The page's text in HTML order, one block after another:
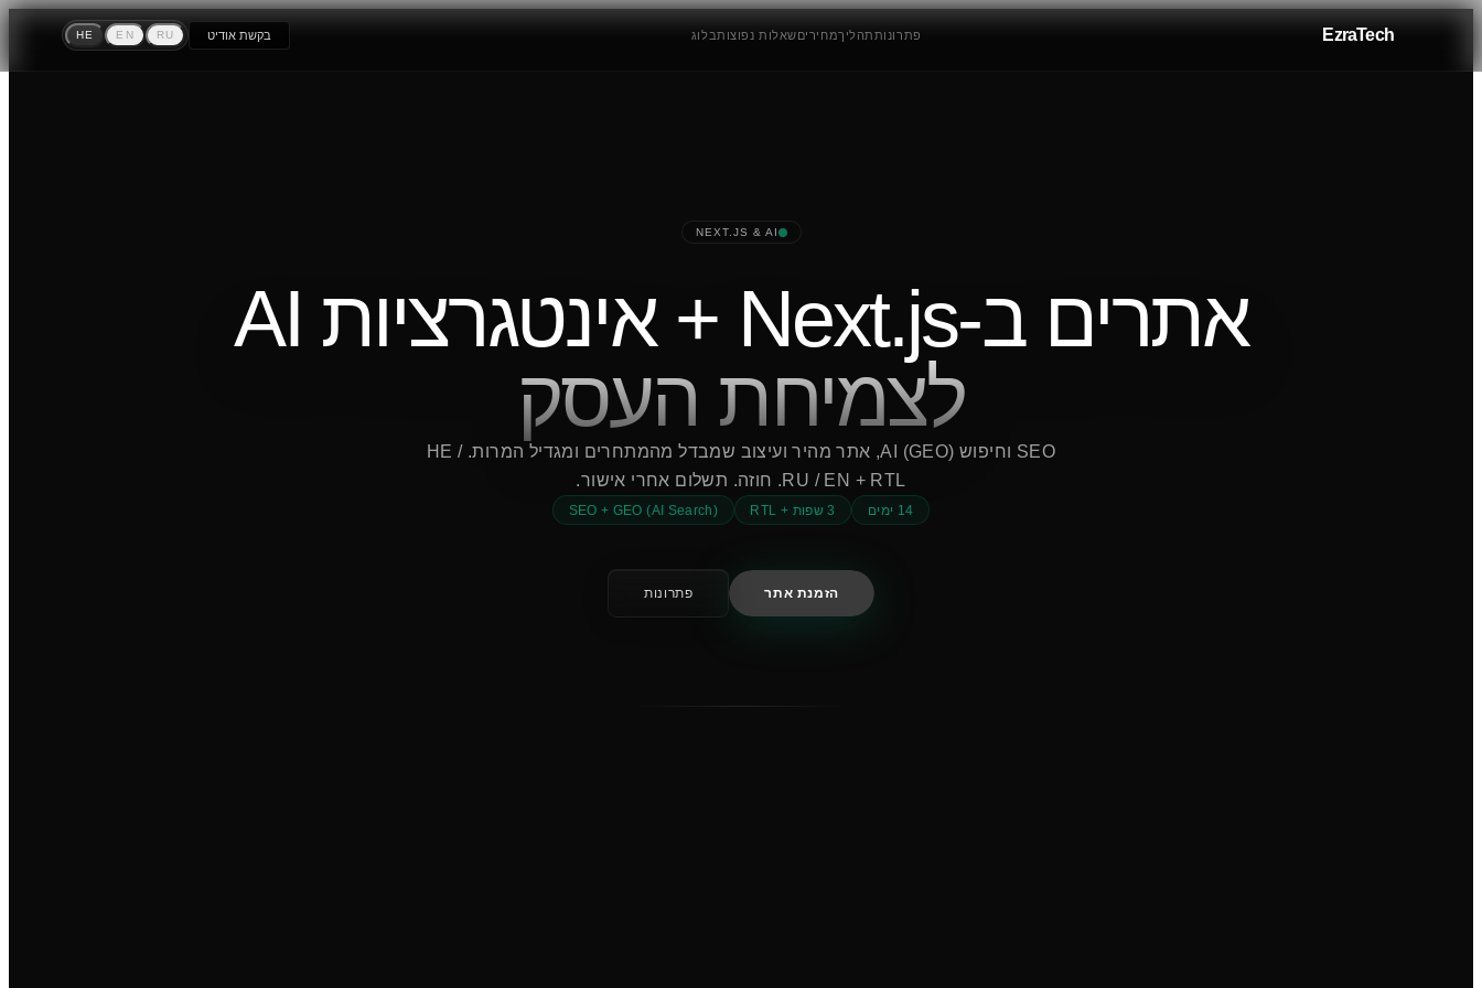
EzraTech פתרונותתהליךמחיריםשאלות נפוצותבלוג בקשת אודיט RU
EN
HE
NEXT.JS & AI
אתרים ב-Next.js + אינטגרציות AI
לצמיחת העסק
SEO וחיפוש AI (GEO), אתר מהיר ועיצוב שמבדל מהמתחרים ומגדיל המרות. HE /
RU / EN + RTL. חוזה. תשלום אחרי אישור.
14 ימים 3 שפות + RTL SEO + GEO (AI Search)
הזמנת אתר פתרונות